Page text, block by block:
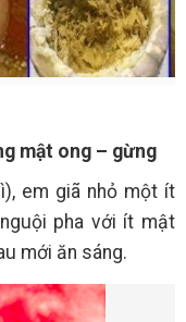
mật ong – gừng
em giã nhỏ một ít
pha với ít mật
mới ăn sáng.